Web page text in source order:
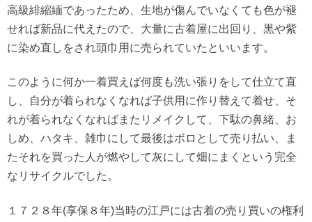
高級緋縮緬であったため、生地が傷んでいなくても色が褪
せれば新品に代えたので、大量に古着屋に出回り、黒や紫
に染め直しをされ頭巾用に売られていたといいます。
このように何か一着買えば何度も洗い張りをして仕立て直
し、自分が着られなくなれば子供用に作り替えて着せ、そ
れが着られなくなればまたリメイクして、下駄の鼻緒、お
しめ、ハタキ、雑巾にして最後はボロとして売り払い、ま
たそれを買った人が燃やして灰にして畑にまくという完全
なリサイクルでした。
１７２８年(享保８年)当時の江戸には古着の売り買いの権利